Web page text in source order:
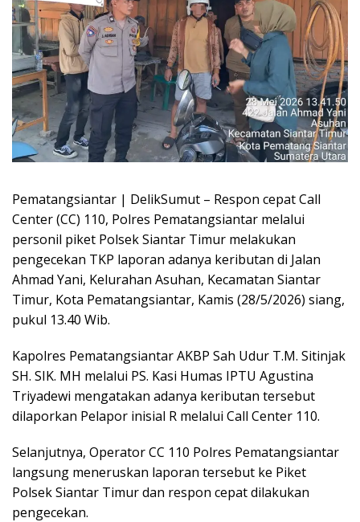
Pematangsiantar | DelikSumut – Respon cepat Call
Center (CC) 110, Polres Pematangsiantar melalui
personil piket Polsek Siantar Timur melakukan
pengecekan TKP laporan adanya keributan di Jalan
Ahmad Yani, Kelurahan Asuhan, Kecamatan Siantar
Timur, Kota Pematangsiantar, Kamis (28/5/2026) siang,
pukul 13.40 Wib.
Kapolres Pematangsiantar AKBP Sah Udur T.M. Sitinjak
SH. SIK. MH melalui PS. Kasi Humas IPTU Agustina
Triyadewi mengatakan adanya keributan tersebut
dilaporkan Pelapor inisial R melalui Call Center 110.
Selanjutnya, Operator CC 110 Polres Pematangsiantar
langsung meneruskan laporan tersebut ke Piket
Polsek Siantar Timur dan respon cepat dilakukan
pengecekan.